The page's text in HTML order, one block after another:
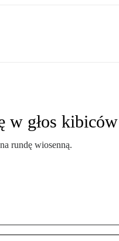
w głos kibiców
rundę wiosenną.